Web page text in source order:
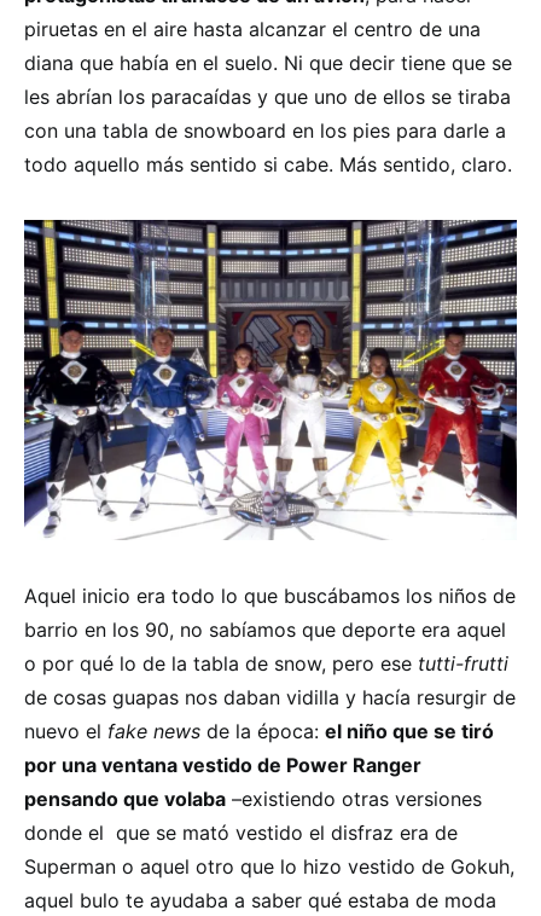
piruetas en el aire hasta alcanzar el centro de una
diana que había en el suelo. Ni que decir tiene que se
les abrían los paracaídas y que uno de ellos se tiraba
con una tabla de snowboard en los pies para darle a
todo aquello más sentido si cabe. Más sentido, claro.
Aquel inicio era todo lo que buscábamos los niños de
barrio en los 90, no sabíamos que deporte era aquel
o por qué lo de la tabla de snow, pero ese tutti-frutti
de cosas guapas nos daban vidilla y hacía resurgir de
nuevo el fake news de la época: el niño que se tiró
por una ventana vestido de Power Ranger
pensando que volaba –existiendo otras versiones
donde el que se mató vestido el disfraz era de
Superman o aquel otro que lo hizo vestido de Gokuh,
aquel bulo te ayudaba a saber qué estaba de moda